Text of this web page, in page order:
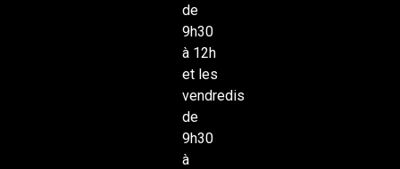
de
9h30
à 12h
et les
vendredis
de
9h30
à